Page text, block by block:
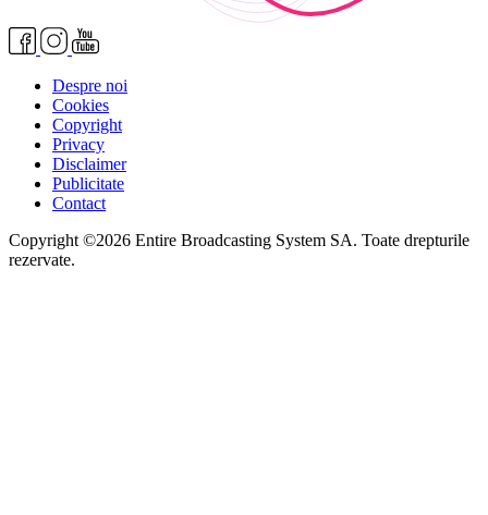
Despre noi
Cookies
Copyright
Privacy
Disclaimer
Publicitate
Contact
Copyright ©2026 Entire Broadcasting System SA. Toate drepturile
rezervate.